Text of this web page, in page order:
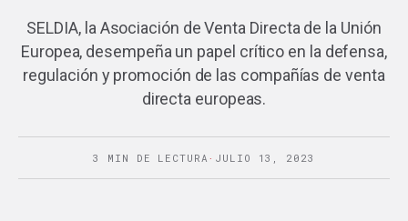
SELDIA, la Asociación de Venta Directa de la Unión
Europea, desempeña un papel crítico en la defensa,
regulación y promoción de las compañías de venta
directa europeas.
3 MIN DE LECTURA · JULIO 13, 2023